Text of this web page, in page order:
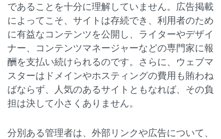
であることを十分に理解していません。広告掲載
によってこそ、サイトは存続でき、利用者のため
に有益なコンテンツを公開し、ライターやデザイ
ナー、コンテンツマネージャーなどの専門家に報
酬を支払い続けられるのです。さらに、ウェブマ
スターはドメインやホスティングの費用も賄わね
ばならず、人気のあるサイトともなれば、その負
担は決して小さくありません。
分別ある管理者は、外部リンクや広告について、